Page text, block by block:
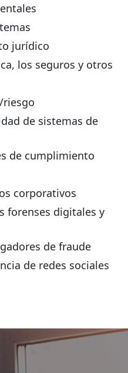
jurídico
los seguros y otros
de sistemas de
de cumplimiento
corporativos
forenses digitales y
de fraude
de redes sociales